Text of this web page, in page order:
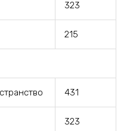
323
215
431
323